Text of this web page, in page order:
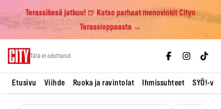
Terassikesä jatkuu! 🍺 Katso parhaat menovinkit Cityn
Terassioppaasta →
Tätä et odottanut
Etusivu Viihde Ruoka ja ravintolat Ihmissuhteet SYÖ!-